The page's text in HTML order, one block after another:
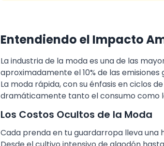
Entendiendo el Impacto
La industria de la moda es una de las
aproximadamente el 10% de las
La moda rápida, con su énfasis en ciclos
dramáticamente tanto el consumo como
Los Costos Ocultos de la Moda
Cada prenda en tu guardarropa lleva una